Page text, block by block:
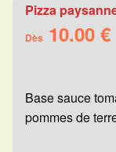
Pizza
Dès 10.00 €
Base sauce
pommes de